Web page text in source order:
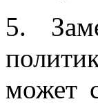
5.
может